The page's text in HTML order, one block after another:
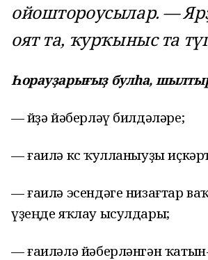
ойоштороусылар. —
оят та, ҡурҡыныс та
Һорауҙарығыҙ булһа,
— өйҙә йәберләү билдәләре;
— ғаилә көс ҡулланыуҙы
— ғаилә эсендәге низағтар
үҙеңде яҡлау ысулдары;
— ғаиләлә йәберләнгән